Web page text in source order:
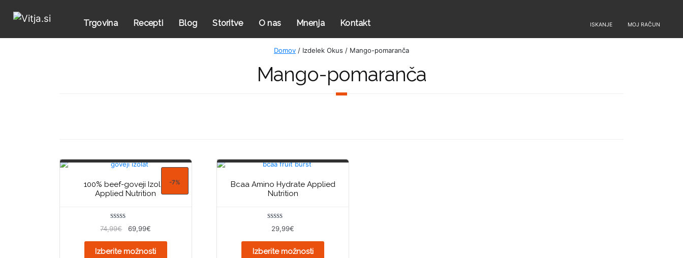
Trgovina Recepti Blog Storitve O nas Mnenja Kontakt ISKANJE MOJ RAČUN
Domov / Izdelek Okus / Mango-pomaranča
Mango-pomaranča
-7%
100% beef-goveji Izolat
Applied Nutrition
74,99€ 69,99€
Izberite možnosti
Bcaa Amino Hydrate Applied
Nutrition
4.90
29,99€
Izberite možnosti